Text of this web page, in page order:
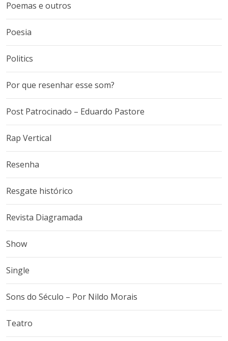
Poemas e outros
Poesia
Politics
Por que resenhar esse som?
Post Patrocinado – Eduardo Pastore
Rap Vertical
Resenha
Resgate histórico
Revista Diagramada
Show
Single
Sons do Século – Por Nildo Morais
Teatro